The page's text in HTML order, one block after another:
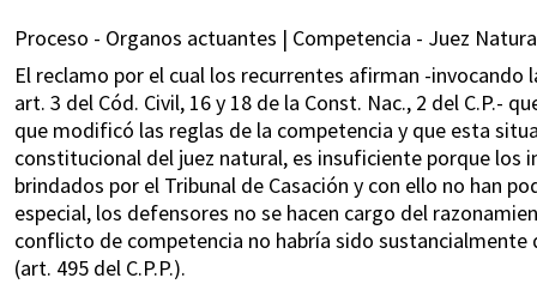
Proceso - Organos actuantes | Competencia - Juez
El reclamo por el cual los recurrentes afirman -invocando
art. 3 del Cód. Civil, 16 y 18 de la Const. Nac., 2 del C.P.-
que modificó las reglas de la competencia y que esta
constitucional del juez natural, es insuficiente porque
brindados por el Tribunal de Casación y con ello no han
especial, los defensores no se hacen cargo del
conflicto de competencia no habría sido
(art. 495 del C.P.P.).